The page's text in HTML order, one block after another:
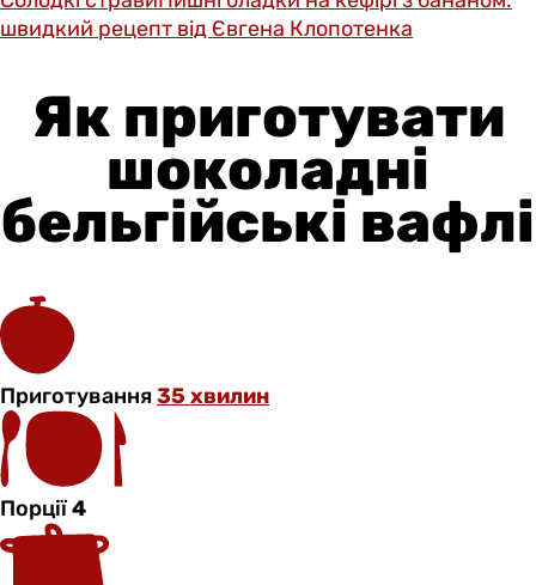
швидкий рецепт від Євгена Клопотенка
Як приготувати
шоколадні
бельгійські вафлі
Приготування35 хвилин
Порції4